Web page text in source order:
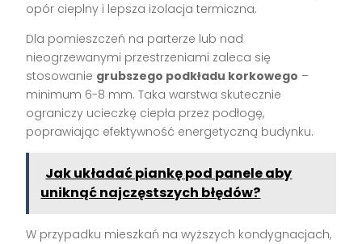
opór cieplny i lepsza izolacja termiczna.
Dla pomieszczeń na parterze lub nad
nieogrzewanymi przestrzeniami zaleca się
stosowanie grubszego podkładu korkowego –
minimum 6-8 mm. Taka warstwa skutecznie
ograniczy ucieczkę ciepła przez podłogę,
poprawiając efektywność energetyczną budynku.
Jak układać piankę pod panele aby
uniknąć najczęstszych błędów?
W przypadku mieszkań na wyższych kondygnacjach,